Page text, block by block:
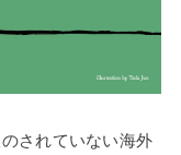
されていない海外